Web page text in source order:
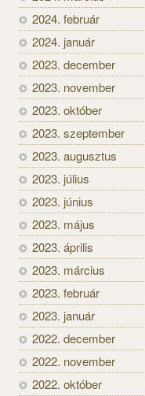
2024. február
2024. január
2023. december
2023. november
2023. október
2023. szeptember
2023. augusztus
2023. július
2023. június
2023. május
2023. április
2023. március
2023. február
2023. január
2022. december
2022. november
2022. október